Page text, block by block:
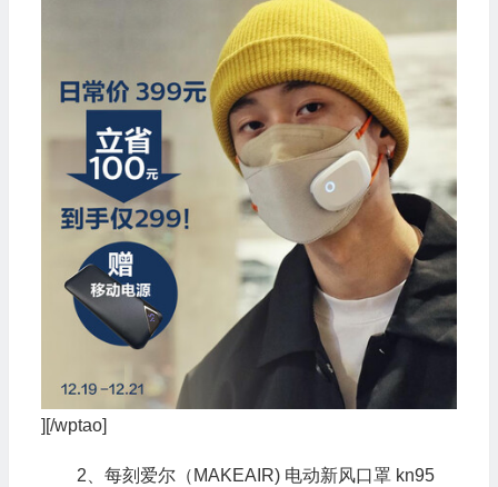
][/wptao]
2、每刻爱尔（MAKEAIR) 电动新风口罩 kn95